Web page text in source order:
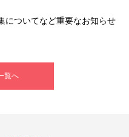
についてなど重要なお知らせ
覧へ